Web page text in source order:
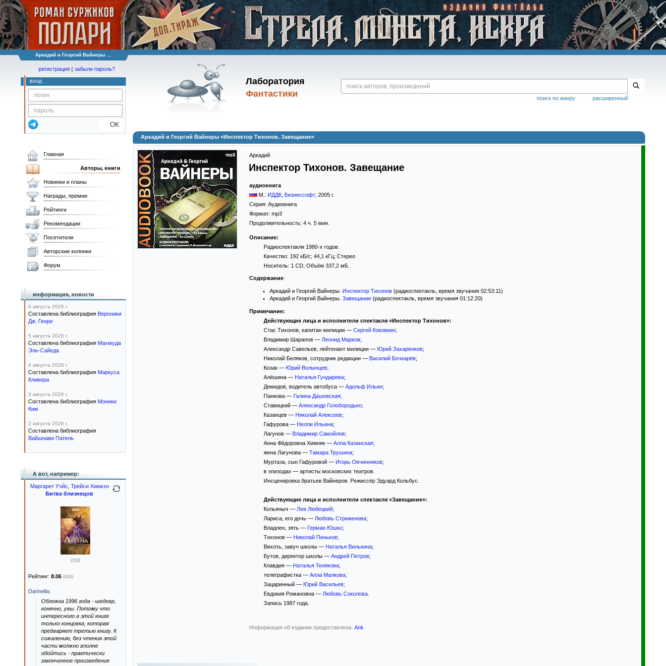
Аркадий и Георгий Вайнеры ...
Лаборатория
Фантастики
расширенный
поиск по жанру
регистрация | забыли пароль?
вход
OK
Аркадий и Георгий Вайнеры «Инспектор Тихонов. Завещание»
Аркадий
Инспектор Тихонов. Завещание
аудиокнига
М.: ИДДК Бизнессофт 2005 г.
Серия: Аудиокнига
Формат: mp3
Продолжительность: 4 ч. 5 мин.
Описание:
Радиоспектакли 1980-х годов.
Качество: 192 кБ/с; 44,1 кГц; Стерео
Носитель: 1 CD; Объём 337,2 мБ.
Содержание:
Аркадий и Георгий Вайнеры. Инспектор Тихонов (радиоспектакль, время звучания 02:53:11)
Аркадий и Георгий Вайнеры. Завещание (радиоспектакль, время звучания 01:12:20)
Примечание:
Действующие лица и исполнители спектакля «Инспектор Тихонов»:
Стас Тихонов, капитан милиции — Сергей Коковкин;
Владимир Шарапов — Леонид Марков;
Александр Савельев, лейтенант милиции — Юрий Захаренков;
Николай Беляков, сотрудник редакции — Василий Бочкарёв;
Козак — Юрий Волынцев;
Алёшина — Наталья Гундарева;
Демидов, водитель автобуса — Адольф Ильин;
Панкова — Галина Дашевская;
Ставицкий — Александр Голобородько;
Казанцев — Николай Алексеев;
Гафурова — Нелли Ильина;
Лагунов — Владимир Самойлов;
Анна Фёдоровна Хижняк — Алла Казанская;
жена Лагунова — Тамара Трушина;
Муртаза, сын Гафуровой — Игорь Овчинников;
в эпизодах — артисты московских театров.
Инсценировка братьев Вайнеров. Режиссёр Эдуард Кольбус.
Действующие лица и исполнители спектакля «Завещание»:
Кольяныч — Лев Любецкий;
Лариса, его дочь — Любовь Стриженова;
Владлен, зять — Герман Юшко;
Тихонов — Николай Пеньков;
Вихоть, завуч школы — Наталья Вилькина;
Бутов, директор школы — Андрей Петров;
Клавдия — Наталья Тенякова;
телеграфистка — Алла Малкова;
Зацаринный — Юрий Васильев;
Евдокия Романовна — Любовь Соколова.
Запись 1987 года.
Информация об издании предоставлена: Ank
Главная
Авторы, книги
Новинки и планы
Награды, премии
Рейтинги
Рекомендации
Посетители
Авторские колонки
Форум
информация, новости
6 августа 2026 г.
Составлена библиография Вероники
Дж. Генри
5 августа 2026 г.
Составлена библиография Махмуда
Эль-Сайеда
4 августа 2026 г.
Составлена библиография Маркуса
Кливера
3 августа 2026 г.
Составлена библиография Моники
Ким
2 августа 2026 г.
Составлена библиография
Вайшнави Патель
А вот, например:
Маргарет Уэйс Трейси Хикмэн
Битва близнецов
2018
Рейтинг: 8.06 (630)
Darinella:
Обложка 1996 года - шедевр,
конечно, увы. Потому что
интересного в этой книге
только концовка, которая
предваряет третью книгу. К
сожалению, без чтения этой
части молжно вполне
обойтись - практически
законченное произведение